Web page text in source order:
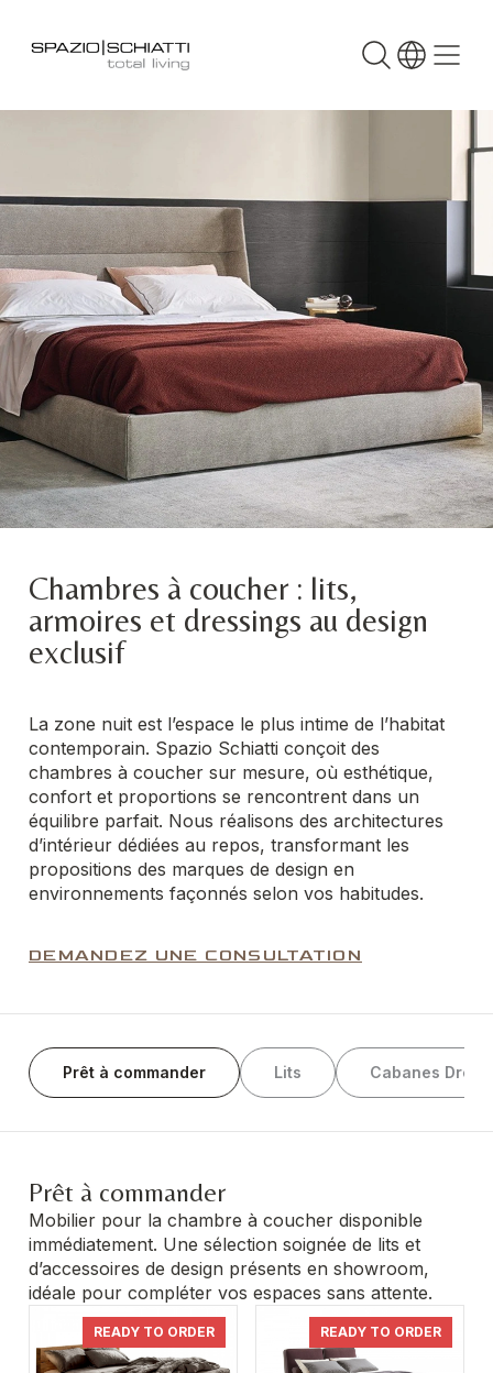
Chambres à coucher : lits,
armoires et dressings au design
exclusif
La zone nuit est l’espace le plus intime de l’habitat
contemporain. Spazio Schiatti conçoit des
chambres à coucher sur mesure, où esthétique,
confort et proportions se rencontrent dans un
équilibre parfait. Nous réalisons des architectures
d’intérieur dédiées au repos, transformant les
propositions des marques de design en
environnements façonnés selon vos habitudes.
DEMANDEZ UNE CONSULTATION
Prêt à commander Lits Cabanes
Prêt à commander
Mobilier pour la chambre à coucher disponible
immédiatement. Une sélection soignée de lits et
d’accessoires de design présents en showroom,
idéale pour compléter vos espaces sans attente.
READY TO ORDER READY TO ORDER